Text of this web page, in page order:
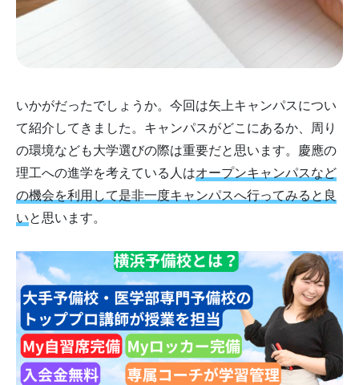
いかがだったでしょうか。今回は矢上キャンパスについ
て紹介してきました。キャンパスがどこにあるか、周り
の環境なども大学選びの際は重要だと思います。慶應の
理工への進学を考えている人はオープンキャンパスなど
の機会を利用して是非一度キャンパスへ行ってみると良
いと思います。